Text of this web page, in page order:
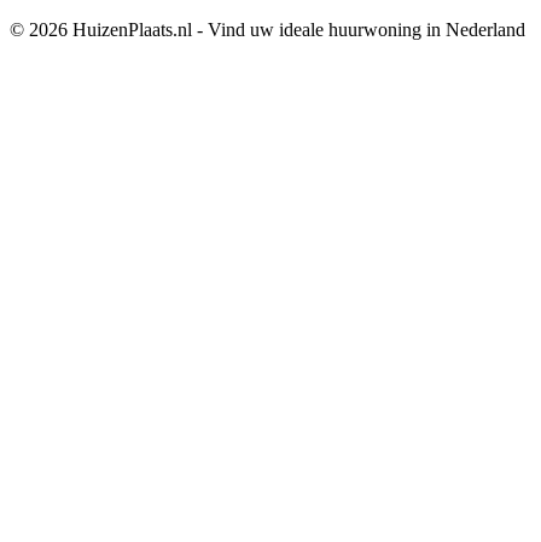
© 2026 HuizenPlaats.nl - Vind uw ideale huurwoning in Nederland